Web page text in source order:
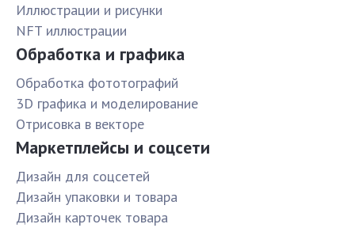
Иллюстрации и рисунки
NFT иллюстрации
Обработка и графика
Обработка фототографий
3D графика и моделирование
Отрисовка в векторе
Маркетплейсы и соцсети
Дизайн для соцсетей
Дизайн упаковки и товара
Дизайн карточек товара